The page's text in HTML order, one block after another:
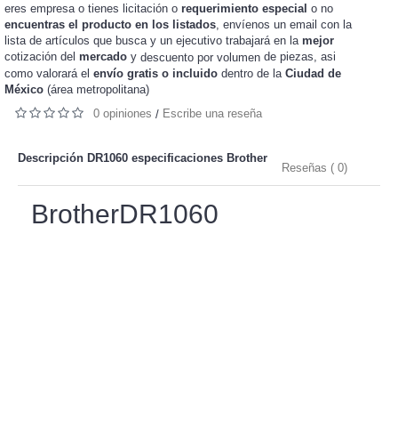
eres empresa o tienes licitación o requerimiento especial o no
encuentras el producto en los listados, envíenos un email con la
lista de artículos que busca y un ejecutivo trabajará en la mejor
cotización del mercado y descuento por volumen de piezas, asi
como valorará el envío gratis o incluido dentro de la Ciudad de
México (área metropolitana)
0 opiniones / Escribe una reseña
Descripción DR1060 especificaciones Brother
Reseñas ( 0)
BrotherDR1060